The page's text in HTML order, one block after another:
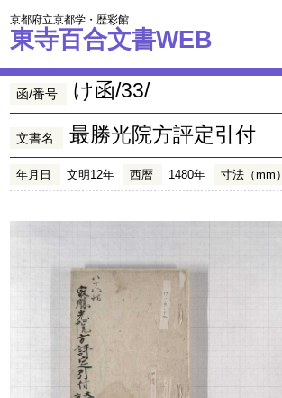
京都府立京都学・歴彩館
東寺百合文書WEB
函/番号 け函/33/
文書名 最勝光院方評定引付
年月日 文明12年 西暦 1480年 寸法（mm）